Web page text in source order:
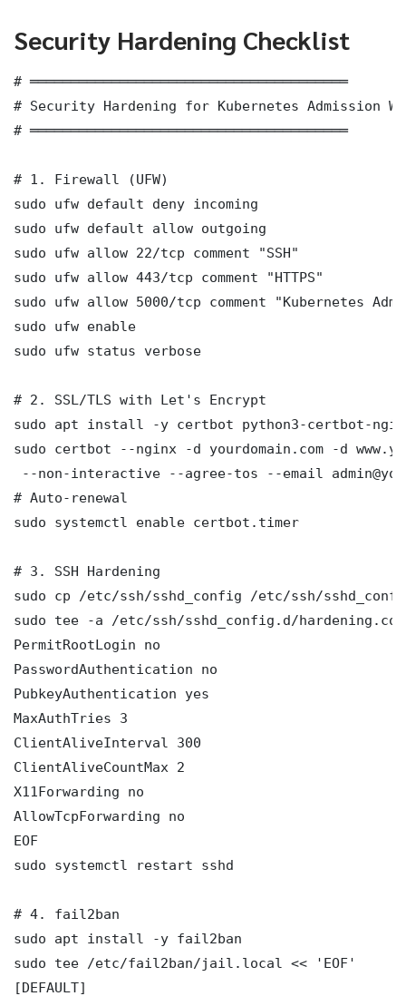
Security Hardening Checklist
# ═══════════════════════════════════════
# Security Hardening for Kubernetes Admission
# ═══════════════════════════════════════
# 1. Firewall (UFW)
sudo ufw default deny incoming
sudo ufw default allow outgoing
sudo ufw allow 22/tcp comment "SSH"
sudo ufw allow 443/tcp comment "HTTPS"
sudo ufw allow 5000/tcp comment "Kubernetes
sudo ufw enable
sudo ufw status verbose
# 2. SSL/TLS with Let's Encrypt
sudo apt install -y certbot python3-certbot-
sudo certbot --nginx -d yourdomain.com -d
--non-interactive --agree-tos --email
# Auto-renewal
sudo systemctl enable certbot.timer
# 3. SSH Hardening
sudo cp /etc/ssh/sshd_config /etc/ssh/
sudo tee -a /etc/ssh/sshd_config.d/
PermitRootLogin no
PasswordAuthentication no
PubkeyAuthentication yes
MaxAuthTries 3
ClientAliveInterval 300
ClientAliveCountMax 2
X11Forwarding no
AllowTcpForwarding no
EOF
sudo systemctl restart sshd
# 4. fail2ban
sudo apt install -y fail2ban
sudo tee /etc/fail2ban/jail.local << 'EOF'
[DEFAULT]